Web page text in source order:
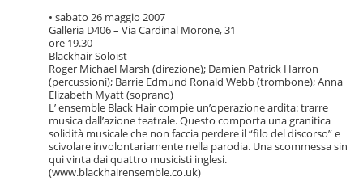
• sabato 26 maggio 2007
Galleria D406 – Via Cardinal Morone, 31
ore 19.30
Blackhair Soloist
Roger Michael Marsh (direzione); Damien Patrick Harron
(percussioni); Barrie Edmund Ronald Webb (trombone); Anna
Elizabeth Myatt (soprano)
L’ ensemble Black Hair compie un’operazione ardita: trarre
musica dall’azione teatrale. Questo comporta una granitica
solidità musicale che non faccia perdere il “filo del discorso” e
scivolare involontariamente nella parodia. Una scommessa sin
qui vinta dai quattro musicisti inglesi.
(www.blackhairensemble.co.uk)